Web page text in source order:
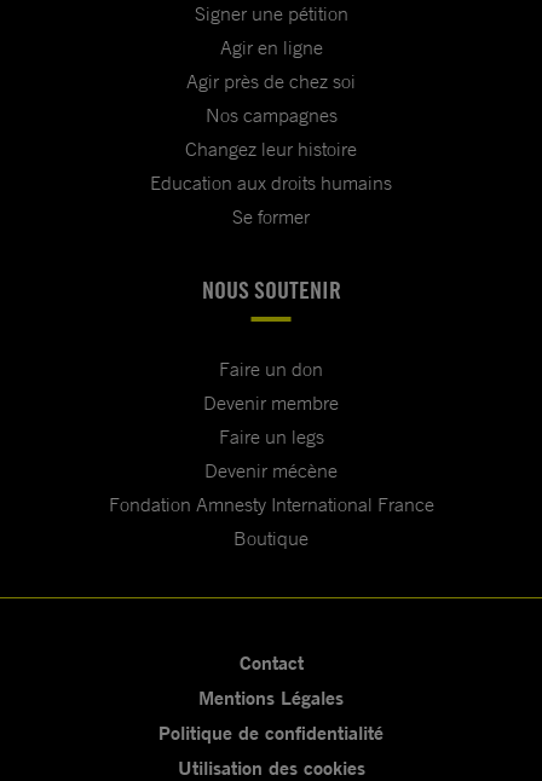
Signer une pétition
Agir en ligne
Agir près de chez soi
Nos campagnes
Changez leur histoire
Education aux droits humains
Se former
NOUS SOUTENIR
Faire un don
Devenir membre
Faire un legs
Devenir mécène
Fondation Amnesty International France
Boutique
Contact
Mentions Légales
Politique de confidentialité
Utilisation des cookies